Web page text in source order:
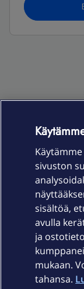
Laitteet &
Palvelut
Ajankohtaista
sivuston
sisältöä,
avulla
ja
mukaan.
tahansa.